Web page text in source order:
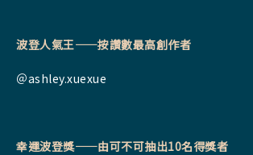
波登人氣王——按讚數最高創作者
＠ashley.xuexue
幸運波登獎——由可不可抽出10名得獎者